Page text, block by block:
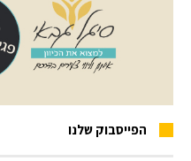
הפייסבוק שלנו